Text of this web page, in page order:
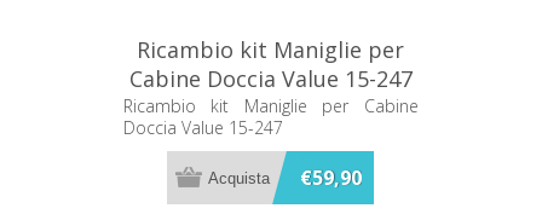
Ricambio kit Maniglie per
Cabine Doccia Value 15-247
Ricambio kit Maniglie per Cabine
Doccia Value 15-247
€59,90